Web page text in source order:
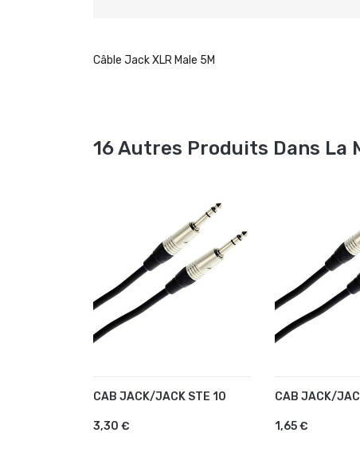
Câble Jack XLR Male 5M
16 Autres Produits Dans La
CAB JACK/JACK STE 10
3,30 €
AJOUTER AU PANIER CAB JACK/
1,65 €
AJOUTER